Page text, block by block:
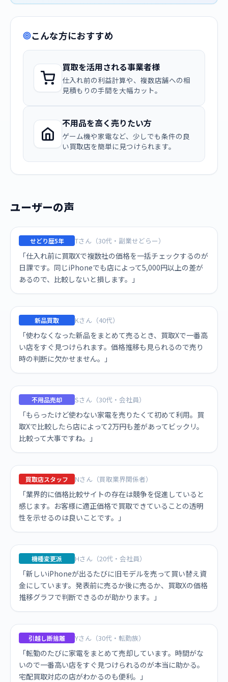
こんな方におすすめ
買取を活用される事業者様
仕入れ前の利益計算や、複数店舗への相
見積もりの手間を大幅カット。
不用品を高く売りたい方
ゲーム機や家電など、少しでも条件の良
い買取店を簡単に見つけられます。
ユーザーの声
せどり歴5年 Tさん（30代・副業せどらー）
「仕入れ前に買取Xで複数社の価格を一括チェックするのが
日課です。同じiPhoneでも店によって5,000円以上の差が
あるので、比較しないと損します。」
新品買取 Kさん（40代）
「使わなくなった新品をまとめて売るとき、買取Xで一番高
い店をすぐ見つけられます。価格推移も見られるので売り
時の判断に欠かせません。」
不用品売却 Sさん（30代・会社員）
「もらったけど使わない家電を売りたくて初めて利用。買
取Xで比較したら店によって2万円も差があってビックリ。
比較って大事ですね。」
買取店スタッフ Nさん（買取業界関係者）
「業界的に価格比較サイトの存在は競争を促進していると
感じます。お客様に適正価格で買取できていることの透明
性を示せるのは良いことです。」
機種変更派 Hさん（20代・会社員）
「新しいiPhoneが出るたびに旧モデルを売って買い替え資
金にしています。発表前に売るか後に売るか、買取Xの価格
推移グラフで判断できるのが助かります。」
引越し断捨離 Yさん（30代・転勤族）
「転勤のたびに家電をまとめて売却しています。時間がな
いので一番高い店をすぐ見つけられるのが本当に助かる。
宅配買取対応の店がわかるのも便利。」